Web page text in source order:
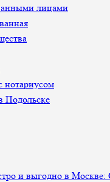
лицами
нотариусом
Подольске
и выгодно в Москве: